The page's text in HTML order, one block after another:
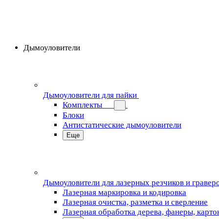
Дымоуловители
Дымоуловители для пайки
Комплекты
Блоки
Антистатические дымоуловители
Еще
Дымоуловители для лазерных резчиков и
Лазерная маркировка и кодировка
Лазерная очистка, разметка и сверление
Лазерная обработка дерева, фанеры,